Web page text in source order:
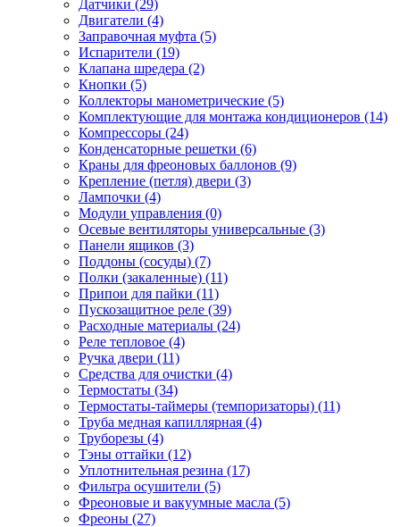
Датчики (29)
Двигатели (4)
Заправочная муфта (5)
Испарители (19)
Клапана шредера (2)
Кнопки (5)
Коллекторы манометрические (5)
Комплектующие для монтажа кондиционеров (14)
Компрессоры (24)
Конденсаторные решетки (6)
Краны для фреоновых баллонов (9)
Крепление (петля) двери (3)
Лампочки (4)
Модули управления (0)
Осевые вентиляторы универсальные (3)
Панели ящиков (3)
Поддоны (сосуды) (7)
Полки (закаленные) (11)
Припои для пайки (11)
Пускозащитное реле (39)
Расходные материалы (24)
Реле тепловое (4)
Ручка двери (11)
Средства для очистки (4)
Термостаты (34)
Термостаты-таймеры (темпоризаторы) (11)
Труба медная капиллярная (4)
Труборезы (4)
Тэны оттайки (12)
Уплотнительная резина (17)
Фильтра осушители (5)
Фреоновые и вакуумные масла (5)
Фреоны (27)